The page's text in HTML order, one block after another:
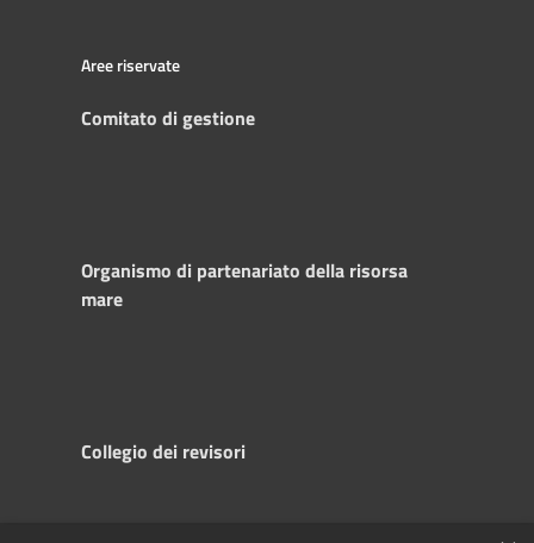
Aree riservate
Comitato di gestione
Organismo di partenariato della risorsa
mare
Collegio dei revisori